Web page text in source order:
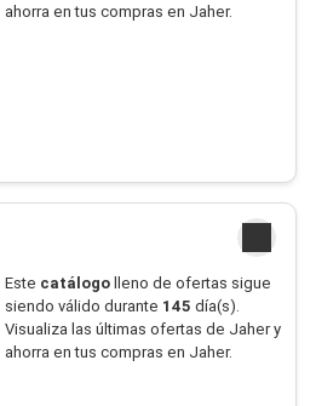
ahorra en tus compras en Jaher.
Este catálogo lleno de ofertas sigue
siendo válido durante 145 día(s).
Visualiza las últimas ofertas de Jaher y
ahorra en tus compras en Jaher.